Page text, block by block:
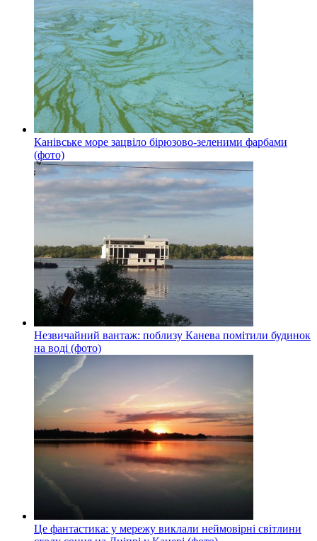
Канівське море зацвіло бірюзово-зеленими фарбами
(фото)
Незвичайний вантаж: поблизу Канева помітили будинок
на воді (фото)
Це фантастика: у мережу виклали неймовірні світлини